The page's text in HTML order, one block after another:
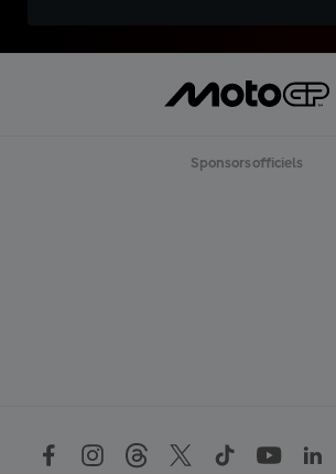
Sponsors officiels